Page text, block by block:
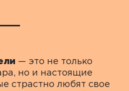
— это не только
но и настоящие
страстно любят свое